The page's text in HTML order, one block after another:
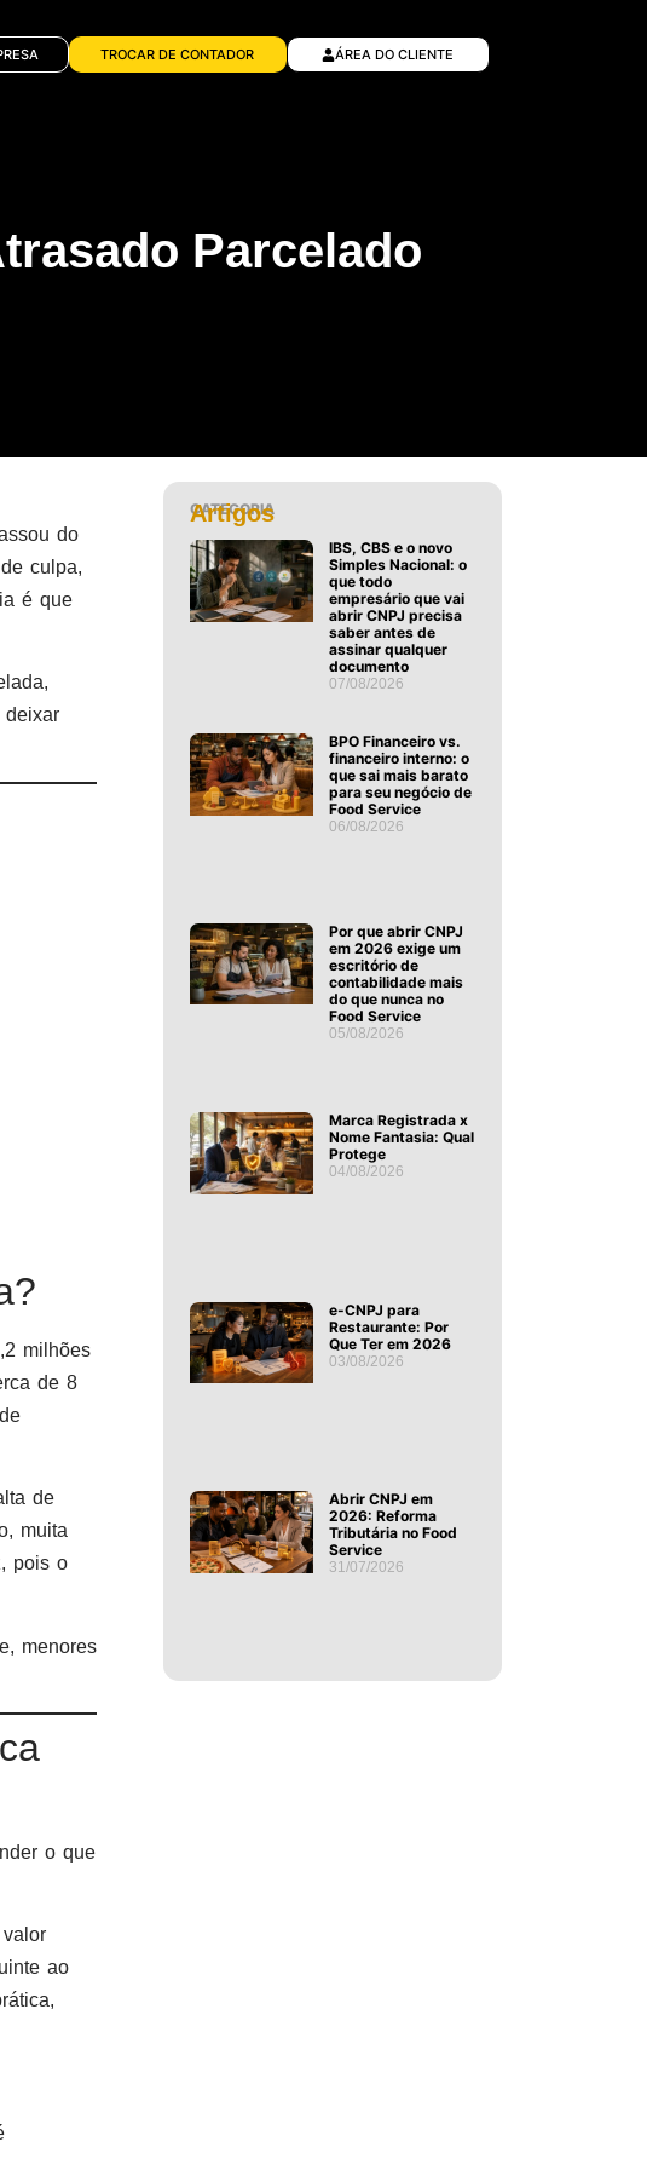
TROCAR DE CONTADOR ÁREA DO CLIENTE
Parcelado
do
culpa,
é que
deixar
milhões
de 8
de
muita
pois o
menores
o que
ao
CATEGORIA
Artigos
IBS, CBS e o novo
Simples Nacional: o
que todo
empresário que vai
abrir CNPJ precisa
saber antes de
assinar qualquer
documento
07/08/2026
BPO Financeiro vs.
financeiro interno: o
que sai mais barato
para seu negócio de
Food Service
06/08/2026
Por que abrir CNPJ
em 2026 exige um
escritório de
contabilidade mais
do que nunca no
Food Service
05/08/2026
Marca Registrada x
Nome Fantasia: Qual
Protege
04/08/2026
e-CNPJ para
Restaurante: Por
Que Ter em 2026
03/08/2026
Abrir CNPJ em
2026: Reforma
Tributária no Food
Service
31/07/2026